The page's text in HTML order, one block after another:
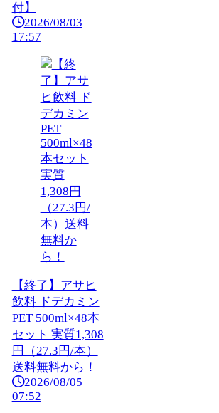
付】
2026/08/03
17:57
【終了】アサヒ
飲料 ドデカミン
PET 500ml×48本
セット 実質1,308
円（27.3円/本）
送料無料から！
2026/08/05
07:52